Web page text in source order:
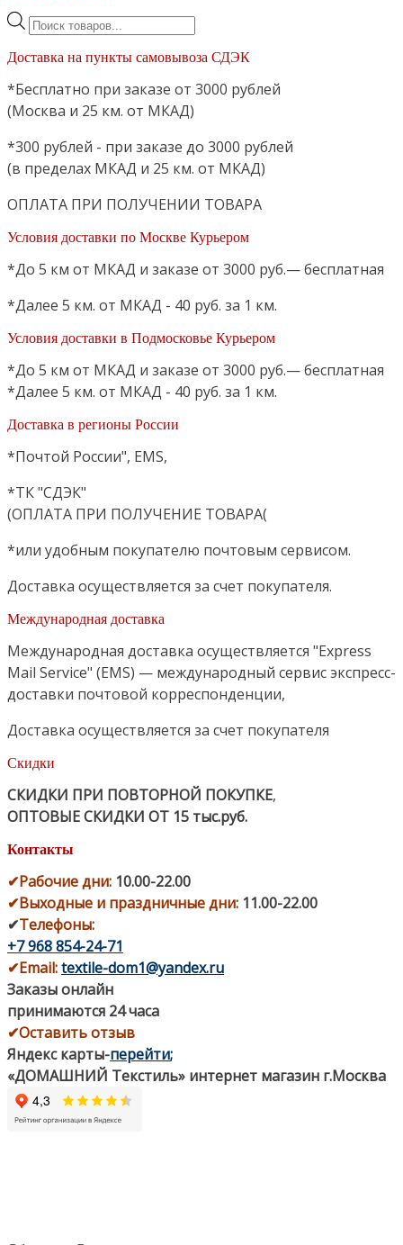
Поиск
Доставка на пункты самовывоза СДЭК
*Бесплатно при заказе от 3000 рублей
(Москва и 25 км. от МКАД)
*300 рублей - при заказе до 3000 рублей
(в пределах МКАД и 25 км. от МКАД)
ОПЛАТА ПРИ ПОЛУЧЕНИИ ТОВАРА
Условия доставки по Москве Курьером
*До 5 км от МКАД и заказе от 3000 руб.— бесплатная
*Далее 5 км. от МКАД - 40 руб. за 1 км.
Условия доставки в Подмосковье Курьером
*До 5 км от МКАД и заказе от 3000 руб.— бесплатная
*Далее 5 км. от МКАД - 40 руб. за 1 км.
Доставка в регионы России
*Почтой России", EMS,
*ТК "СДЭК"
(ОПЛАТА ПРИ ПОЛУЧЕНИЕ ТОВАРА(
*или удобным покупателю почтовым сервисом.
Доставка осуществляется за счет покупателя.
Международная доставка
Международная доставка осуществляется "Express
Mail Service" (EMS) — международный сервис экспресс-
доставки почтовой корреспонденции,
Доставка осуществляется за счет покупателя
Скидки
СКИДКИ ПРИ ПОВТОРНОЙ ПОКУПКЕ,
ОПТОВЫЕ СКИДКИ ОТ 15 тыс.руб.
Контакты
✔Рабочие дни: 10.00-22.00
✔Выходные и праздничные дни: 11.00-22.00
✔Телефоны:
+7 968 854-24-71
✔Email:textile-dom1@yandex.ru
Заказы онлайн
принимаются 24 часа
✔Оставить отзыв
Яндекс карты-перейти;
«ДОМАШНИЙ Текстиль» интернет магазин г.Москва